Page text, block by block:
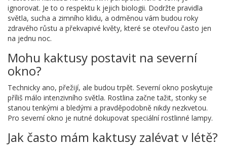
ignorovat. Je to o respektu k jejich biologii. Dodržte pravidla
světla, sucha a zimního klidu, a odměnou vám budou roky
zdravého růstu a překvapivé květy, které se otevřou často jen
na jednu noc.
Mohu kaktusy postavit na severní
okno?
Technicky ano, přežijí, ale budou trpět. Severní okno poskytuje
příliš málo intenzivního světla. Rostlina začne tažit, stonky se
stanou tenkými a bledými a pravděpodobně nikdy nezkvetou.
Pro severní okno je nutné dokupovat speciální rostlinné lampy.
Jak často mám kaktusy zalévat v létě?